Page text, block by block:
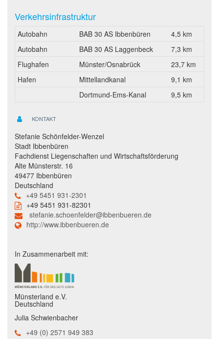
Verkehrsinfrastruktur
Autobahn BAB 30 AS Ibbenbüren
4,5 km
Autobahn
BAB 30 AS Laggenbeck
7,3 km
Flughafen
Münster/Osnabrück
23,7 km
Hafen
Mittellandkanal
9,1 km
Dortmund-Ems-Kanal
9,5 km
KONTAKT
Stefanie Schönfelder-Wenzel
Stadt Ibbenbüren
Fachdienst Liegenschaften und Wirtschaftsförderung
Alte Münsterstr. 16
49477 Ibbenbüren
Deutschland
+49 5451 931-2301
+49 5451 931-82301
stefanie.schoenfelder@ibbenbueren.de
http://www.ibbenbueren.de
In Zusammenarbeit mit:
Münsterland e.V.
Deutschland
Julia Schwienbacher
+49 (0) 2571 949 383